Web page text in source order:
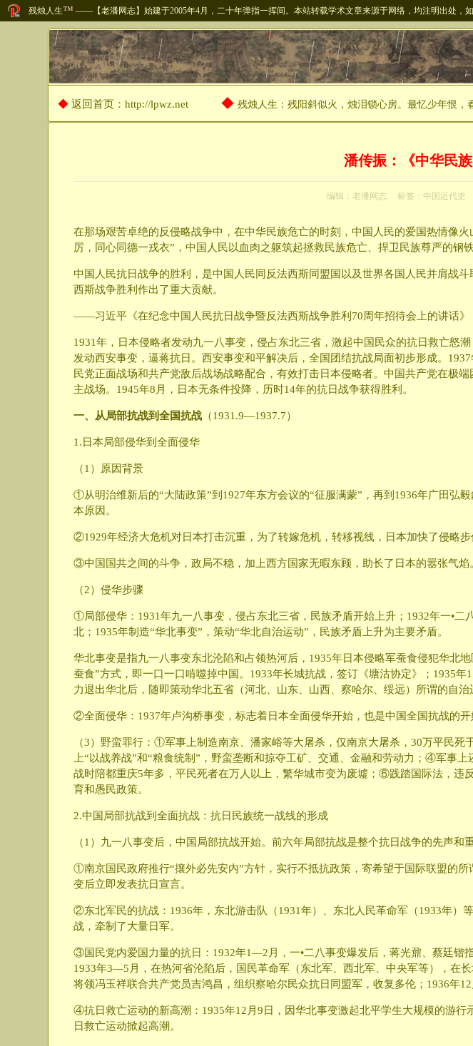
残烛人生™ ——【老潘网志】始建于2005年4月，二十年弹指一挥间。本站转载学术文章来源于网络，均注明出处，
◆ 返回首页：http://lpwz.net ◆ 残烛人生：残阳斜似火，烛泪锁心房。最忆少年恨，
潘传振：《中华民
编辑：老潘网志 标签： 中国近代史
在那场艰苦卓绝的反侵略战争中，在中华民族危亡的时刻，中国人民的爱国热情像
厉，同心同德一戎衣”，中国人民以血肉之躯筑起拯救民族危亡、捍卫民族尊严的钢
中国人民抗日战争的胜利，是中国人民同反法西斯同盟国以及世界各国人民并肩战
西斯战争胜利作出了重大贡献。
——习近平《在纪念中国人民抗日战争暨反法西斯战争胜利70周年招待会上的讲话》
1931年，日本侵略者发动九一八事变，侵占东北三省，激起中国民众的抗日救亡怒
发动西安事变，逼蒋抗日。西安事变和平解决后，全国团结抗战局面初步形成。
民党正面战场和共产党敌后战场战略配合，有效打击日本侵略者。中国共产党在极
主战场。1945年8月，日本无条件投降，历时14年的抗日战争获得胜利。
一、从局部抗战到全国抗战 （1931.9—1937.7）
1.日本局部侵华到全面侵华
（1）原因背景
①从明治维新后的“大陆政策”到1927年东方会议的“征服满蒙”，再到1936年广田弘
本原因。
②1929年经济大危机对日本打击沉重，为了转嫁危机，转移视线，日本加快了侵略步
③中国国共之间的斗争，政局不稳，加上西方国家无暇东顾，助长了日本的嚣张气焰
（2）侵华步骤
①局部侵华：1931年九一八事变，侵占东北三省，民族矛盾开始上升；1932年一•
北；1935年制造“华北事变”，策动“华北自治运动”，民族矛盾上升为主要矛盾。
华北事变是指九一八事变东北沦陷和占领热河后，1935年日本侵略军蚕食侵犯华北
蚕食”方式，即一口一口啃噬掉中国。1933年长城抗战，签订《塘沽协定》；1935
力退出华北后，随即策动华北五省（河北、山东、山西、察哈尔、绥远）所谓的自治
②全面侵华：1937年卢沟桥事变，标志着日本全面侵华开始，也是中国全国抗战的开
（3）野蛮罪行：①军事上制造南京、潘家峪等大屠杀，仅南京大屠杀，30万平民
上“以战养战”和“粮食统制”，野蛮垄断和掠夺工矿、交通、金融和劳动力；④军事
战时陪都重庆5年多，平民死者在万人以上，繁华城市变为废墟；⑥践踏国际法，
育和愚民政策。
2.中国局部抗战到全面抗战：抗日民族统一战线的形成
（1）九一八事变后，中国局部抗战开始。前六年局部抗战是整个抗日战争的先声和
①南京国民政府推行“攘外必先安内”方针，实行不抵抗政策，寄希望于国际联盟的
变后立即发表抗日宣言。
②东北军民的抗战：1936年，东北游击队（1931年）、东北人民革命军（1933年）
战，牵制了大量日军。
③国民党内爱国力量的抗日：1932年1—2月，一•二八事变爆发后，蒋光鼐、蔡廷锴
1933年3—5月，在热河省沦陷后，国民革命军（东北军、西北军、中央军等），在
将领冯玉祥联合共产党员吉鸿昌，组织察哈尔民众抗日同盟军，收复多伦；1936年
④抗日救亡运动的新高潮：1935年12月9日，因华北事变激起北平学生大规模的游
日救亡运动掀起高潮。